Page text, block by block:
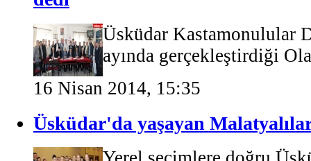
Üsküdar Kastamonulular
ayında gerçekleştirdiği
16 Nisan 2014, 15:35
Üsküdar'da yaşayan